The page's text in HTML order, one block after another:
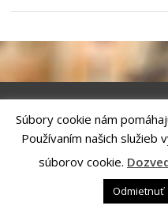
Riešenie ANTIK SMART CITY
|
Technology, s.r.o.
Správca webového sídla: Mesto
Kežmarok, tel.: +421524660111
podatelna@kezmarok.sk,|
Ochrana osobných údajov
Súbory cookie nám
Používaním našich služieb
súborov cookie.
Odmietnuť